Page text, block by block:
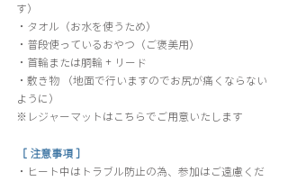
す）
・タオル（お水を使うため）
・普段使っているおやつ（ご褒美用）
・首輪または胴輪 + リード
・敷き物 （地面で行いますのでお尻が痛くならない
ように）
※レジャーマットはこちらでご用意いたします
［ 注意事項 ］
・ヒート中はトラブル防止の為、参加はご遠慮くだ